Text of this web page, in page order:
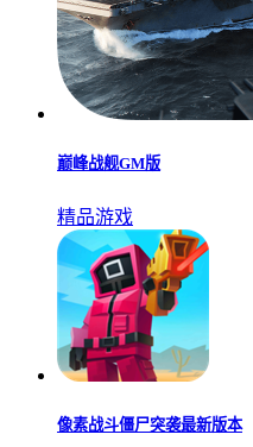
巅峰战舰GM版
精品游戏
像素战斗僵尸突袭最新版本